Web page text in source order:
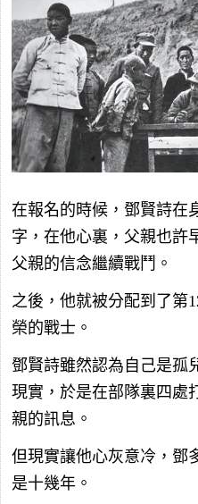
在報名的時候，鄧賢詩在
字，在他心裏，父親也許
父親的信念繼續戰鬥。
之後，他就被分配到了第
榮的戰士。
鄧賢詩雖然認為自己是孤
現實，於是在部隊裏四處
親的訊息。
但現實讓他心灰意冷，鄧
是十幾年。